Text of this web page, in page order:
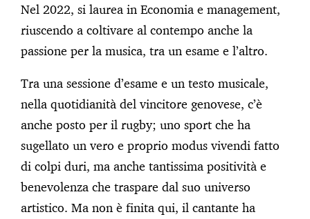
Nel 2022, si laurea in Economia e management,
riuscendo a coltivare al contempo anche la
passione per la musica, tra un esame e l’altro.
Tra una sessione d’esame e un testo musicale,
nella quotidianità del vincitore genovese, c’è
anche posto per il rugby; uno sport che ha
sugellato un vero e proprio modus vivendi fatto
di colpi duri, ma anche tantissima positività e
benevolenza che traspare dal suo universo
artistico. Ma non è finita qui, il cantante ha